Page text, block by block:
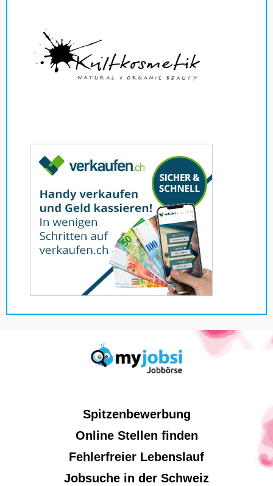
Spitzenbewerbung
Online Stellen finden
Fehlerfreier Lebenslauf
Jobsuche in der Schweiz